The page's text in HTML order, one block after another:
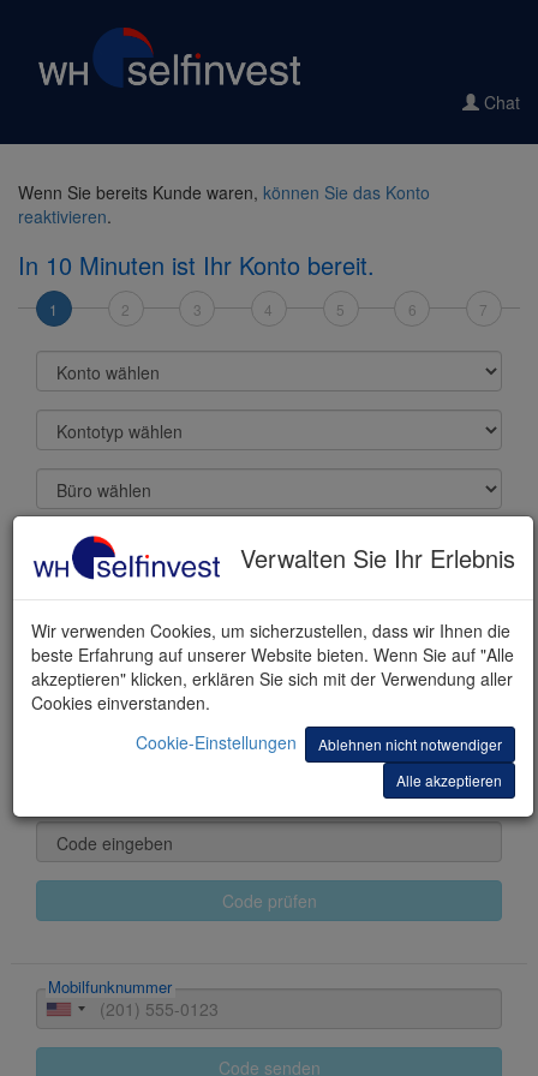
Chat
Wenn Sie bereits Kunde waren, können Sie das Konto
reaktivieren.
In 10 Minuten ist Ihr Konto bereit.
1 2 3 4 5 6 7
Konto wählen
Kontotyp wählen
Büro wählen
Kontowährung wählen
Name
Vorname(n)
Code eingeben
Code prüfen
Mobilfunknummer
Code senden
Verwalten Sie Ihr Erlebnis
Wir verwenden Cookies, um sicherzustellen, dass wir Ihnen die
beste Erfahrung auf unserer Website bieten. Wenn Sie auf "Alle
akzeptieren" klicken, erklären Sie sich mit der Verwendung aller
Cookies einverstanden.
Cookie-Einstellungen
Ablehnen nicht notwendiger
Alle akzeptieren